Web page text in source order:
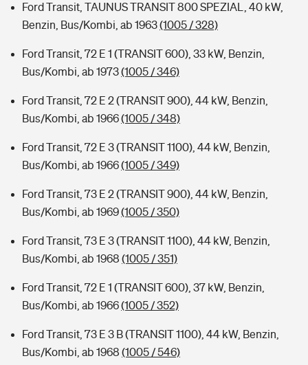
Ford Transit, TAUNUS TRANSIT 800 SPEZIAL, 40 kW,
Benzin, Bus/Kombi, ab 1963(1005 / 328)
Ford Transit, 72 E 1 (TRANSIT 600), 33 kW, Benzin,
Bus/Kombi, ab 1973(1005 / 346)
Ford Transit, 72 E 2 (TRANSIT 900), 44 kW, Benzin,
Bus/Kombi, ab 1966(1005 / 348)
Ford Transit, 72 E 3 (TRANSIT 1100), 44 kW, Benzin,
Bus/Kombi, ab 1966(1005 / 349)
Ford Transit, 73 E 2 (TRANSIT 900), 44 kW, Benzin,
Bus/Kombi, ab 1969(1005 / 350)
Ford Transit, 73 E 3 (TRANSIT 1100), 44 kW, Benzin,
Bus/Kombi, ab 1968 (1005 / 351)
Ford Transit, 72 E 1 (TRANSIT 600), 37 kW, Benzin,
Bus/Kombi, ab 1966(1005 / 352)
Ford Transit, 73 E 3 B (TRANSIT 1100), 44 kW, Benzin,
Bus/Kombi, ab 1968 (1005 / 546)